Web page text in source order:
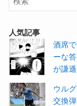
人気記事
酒席
ーな
が謙
ウル
交換